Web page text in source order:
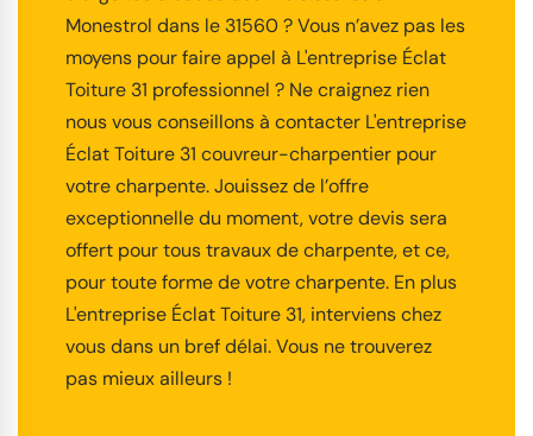
Monestrol dans le 31560 ? Vous n’avez pas les
moyens pour faire appel à L'entreprise Éclat
Toiture 31 professionnel ? Ne craignez rien
nous vous conseillons à contacter L'entreprise
Éclat Toiture 31 couvreur-charpentier pour
votre charpente. Jouissez de l’offre
exceptionnelle du moment, votre devis sera
offert pour tous travaux de charpente, et ce,
pour toute forme de votre charpente. En plus
L'entreprise Éclat Toiture 31, interviens chez
vous dans un bref délai. Vous ne trouverez
pas mieux ailleurs !